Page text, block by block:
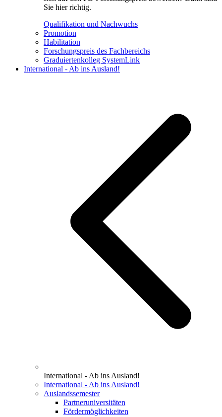
Sie hier richtig.
Qualifikation und Nachwuchs
Promotion
Habilitation
Forschungspreis des Fachbereichs
Graduiertenkolleg SystemLink
International - Ab ins Ausland!
International - Ab ins Ausland!
International - Ab ins Ausland!
Auslandssemester
Partneruniversitäten
Fördermöglichkeiten